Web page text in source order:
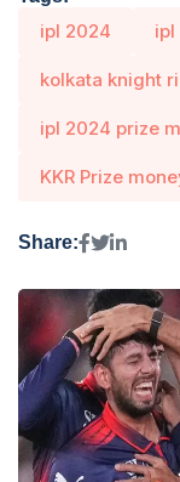
ipl 2024 ipl
kolkata knight
ipl 2024 prize
KKR Prize
Share: